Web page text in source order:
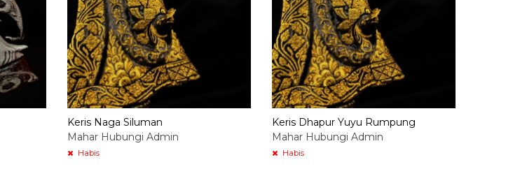
Keris Naga Siluman
Mahar Hubungi Admin
Habis
Keris Dhapur Yuyu Rumpung
Mahar Hubungi Admin
Habis